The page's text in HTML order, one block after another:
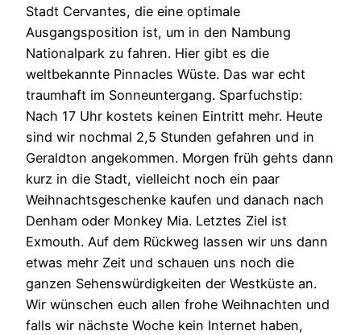
Stadt Cervantes, die eine optimale
Ausgangsposition ist, um in den Nambung
Nationalpark zu fahren. Hier gibt es die
weltbekannte Pinnacles Wüste. Das war echt
traumhaft im Sonneuntergang. Sparfuchstip:
Nach 17 Uhr kostets keinen Eintritt mehr. Heute
sind wir nochmal 2,5 Stunden gefahren und in
Geraldton angekommen. Morgen früh gehts dann
kurz in die Stadt, vielleicht noch ein paar
Weihnachtsgeschenke kaufen und danach nach
Denham oder Monkey Mia. Letztes Ziel ist
Exmouth. Auf dem Rückweg lassen wir uns dann
etwas mehr Zeit und schauen uns noch die
ganzen Sehenswürdigkeiten der Westküste an.
Wir wünschen euch allen frohe Weihnachten und
falls wir nächste Woche kein Internet haben,